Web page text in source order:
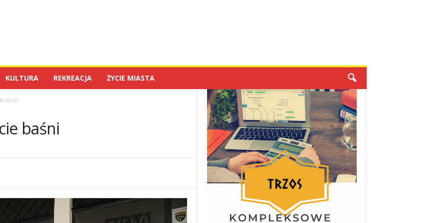
KULTURA REKREACJA ŻYCIE MIASTA
baśni
baśni